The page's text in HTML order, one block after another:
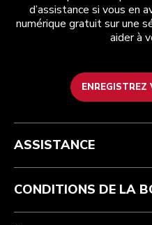
d’assistance si vous en
numérique gratuit sur une
aider à
ENREGISTREZ
Health Check
Suivez votre commande
Recupel
Conditions générales de vente
Retours et remboursements
ODR
La marque
Trouver une boutique
ASSISTANCE
CONDITIONS DE LA